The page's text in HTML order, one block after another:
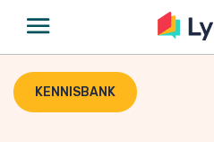
KENNISBANK